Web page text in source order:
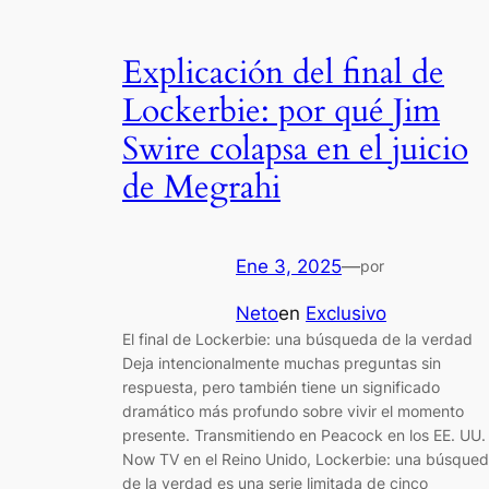
Explicación del final de
Lockerbie: por qué Jim
Swire colapsa en el juicio
de Megrahi
Ene 3, 2025—por
Netoen Exclusivo
El final de Lockerbie: una búsqueda de la verdad
Deja intencionalmente muchas preguntas sin
respuesta, pero también tiene un significado
dramático más profundo sobre vivir el momento
presente. Transmitiendo en Peacock en los EE.
Now TV en el Reino Unido, Lockerbie: una
de la verdad es una serie limitada de cinco